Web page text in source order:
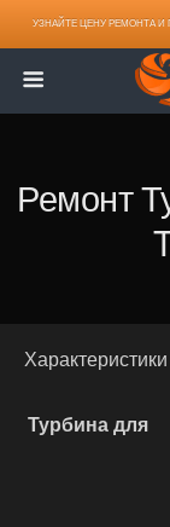
УЗНАЙТЕ ЦЕНУ РЕМОНТА И
Ремонт
Турбина для